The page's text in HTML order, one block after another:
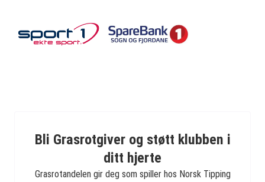
Bli Grasrotgiver og støtt klubben i
ditt hjerte
Grasrotandelen gir deg som spiller hos Norsk Tipping